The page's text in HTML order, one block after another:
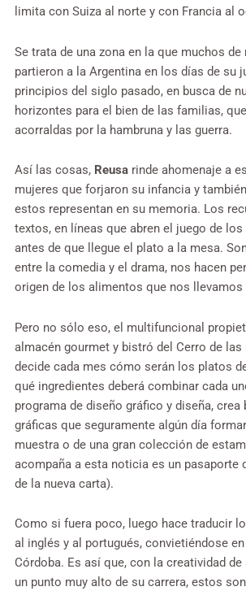
limita con Suiza al norte y con Francia al
Se trata de una zona en la que muchos
partieron a la Argentina en los días de su
principios del siglo pasado, en busca de
horizontes para el bien de las familias,
acorraldas por la hambruna y las guerra.
Así las cosas, Reusa rinde ahomenaje a
mujeres que forjaron su infancia y
estos representan en su memoria. Los
textos, en líneas que abren el juego de
antes de que llegue el plato a la mesa.
entre la comedia y el drama, nos hacen
origen de los alimentos que nos llevamos
Pero no sólo eso, el multifuncional
almacén gourmet y bistró del Cerro de
decide cada mes cómo serán los platos
qué ingredientes deberá combinar cada
programa de diseño gráfico y diseña, crea
gráficas que seguramente algún día
muestra o de una gran colección de
acompaña a esta noticia es un pasaporte
de la nueva carta).
Como si fuera poco, luego hace traducir
al inglés y al portugués, convietiéndose
Córdoba. Es así que, con la creatividad
un punto muy alto de su carrera, estos